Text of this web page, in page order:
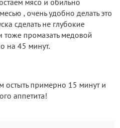
, очень удобно делать это
сделать не глубокие
промазать медовой
на 45 минут.
остыть примерно 15 минут и
аппетита!